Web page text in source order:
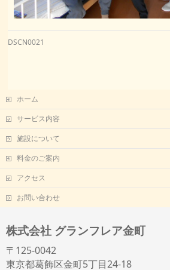
DSCN0021
ホーム
サービス内容
施設について
料金のご案内
アクセス
お問い合わせ
株式会社 グランフレア金町
〒125-0042
東京都葛飾区金町5丁目24-18